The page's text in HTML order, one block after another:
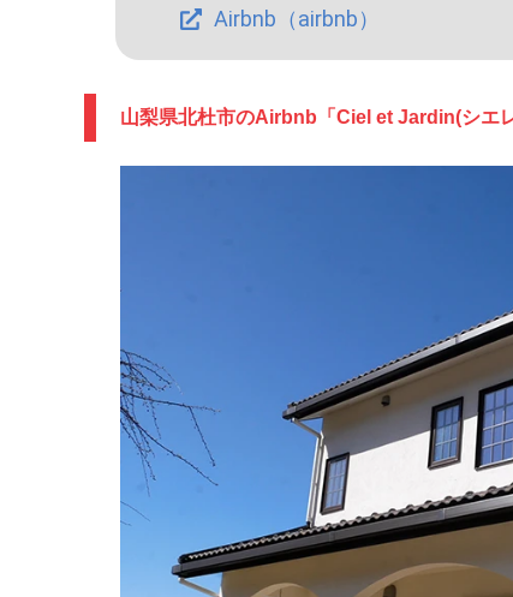
Airbnb（airbnb）
山梨県北杜市のAirbnb「Ciel et Jardin(シエ